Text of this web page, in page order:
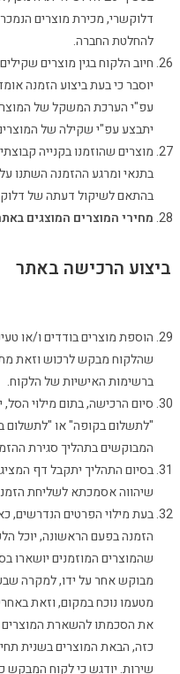
דלוקשרי, מכירת מוצרים
להחלטת החברה.
חיוב הלקוח בגין מוצרים
יוסבר כי בעת ביצוע הזמנה
עפ"י הערכת המשקל של
יתבצע עפ"י שקילה של
מוצרים שהוזמנו בקנייה
בתנאי ומרגע ההזמנה השתנו
בהתאם לשיקול דעתה של
מחירי המוצרים המוצגים
ביצוע הרכישה באתר
הוספת מוצרים בודדים ו/או
שהלקוח מבקש לרכוש וזאת
ברשימות האישיות של הלקוח.
סיום הרכישה, בתום מילוי
"לתשלום בקופה" או "לתשלום
המבוקשים בתהליך סגירת
בסיום התהליך יתקבל דף
שיהווה אסמכתא לשליחת
בעת מילוי הפרטים הנדרשים,
הזמנה בפעם הראשונה, יוכל
שהמוצרים המוזמנים יושארו
מבוקש אחר על ידו, למקרה
מטעמו נוכח במקום, וזאת
את הסכמתו להשארת המוצרים
כזה, הבאת המוצרים בשנית
שירות. יודגש כי לקוח המבקש